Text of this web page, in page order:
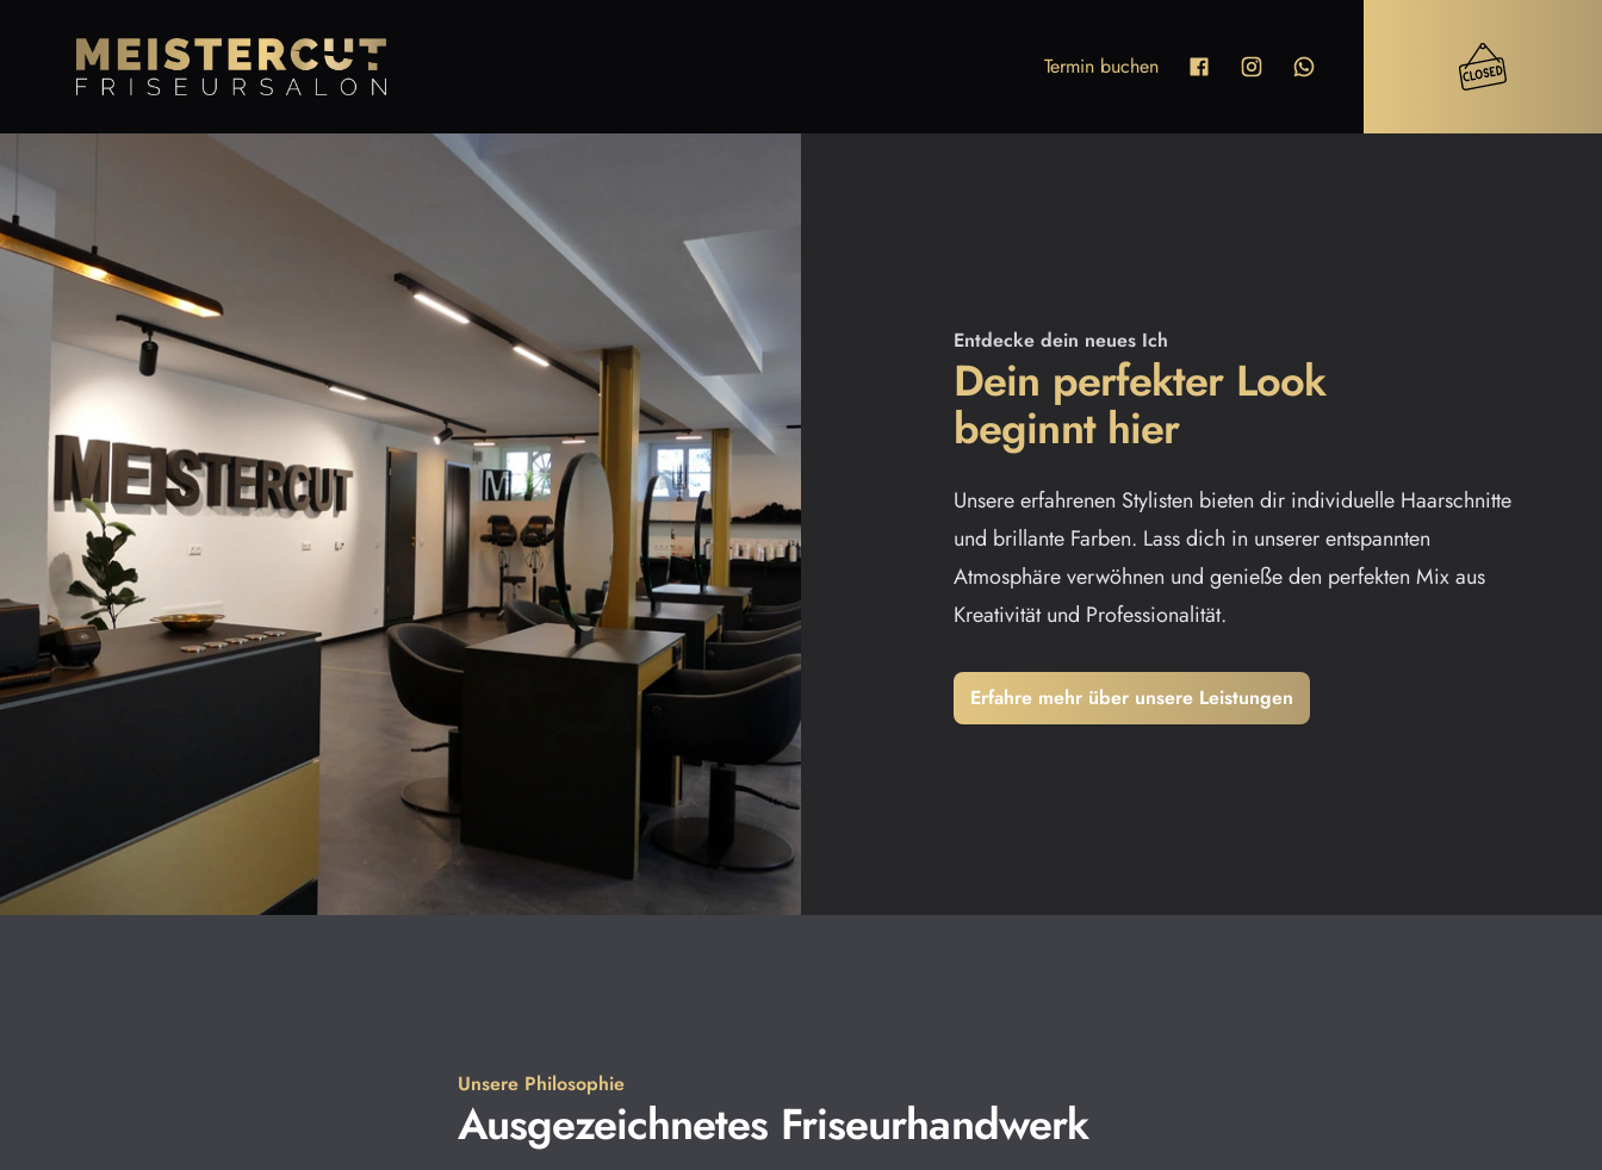
MEISTERCUT Termin buchen Open
Entdecke dein neues Ich
Dein perfekter Look
beginnt hier
Unsere erfahrenen Stylisten bieten dir individuelle Haarschnitte
und brillante Farben. Lass dich in unserer entspannten
Atmosphäre verwöhnen und genieße den perfekten Mix aus
Kreativität und Professionalität.
Erfahre mehr über unsere Leistungen
Unsere Philosophie
Ausgezeichnetes Friseurhandwerk